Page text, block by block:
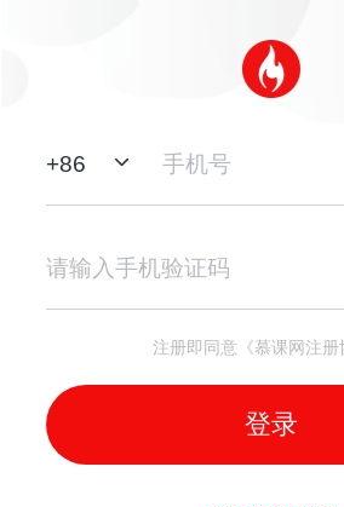
+86
注册即同意《慕课网注册
登录